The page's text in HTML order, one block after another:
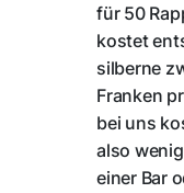
für 50
kostet
silberne
Franken
bei uns
also
einer Bar